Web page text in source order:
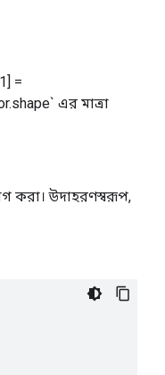
=
এর মাত্রা
করা। উদাহরণস্বরূপ,